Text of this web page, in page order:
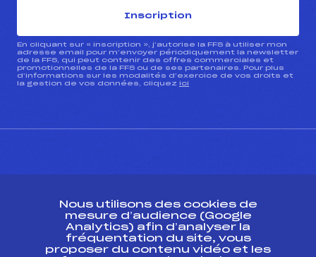
Inscription
En cliquant sur « inscription », j’autorise la FFS à utiliser mon
adresse email pour m’envoyer périodiquement la newsletter
de la FFS, qui peut contenir des offres commerciales et
promotionnelles de la FFS ou de ses partenaires. Pour plus
d’informations sur les modalités d’exercice de vos droits et
la gestion de vos données, cliquez ici
ESPACE PRESSE
Ressources
Nous utilisons des cookies de
mesure d’audience (Google
Analytics) afin d’analyser la
fréquentation du site, vous
proposer du contenu vidéo et les